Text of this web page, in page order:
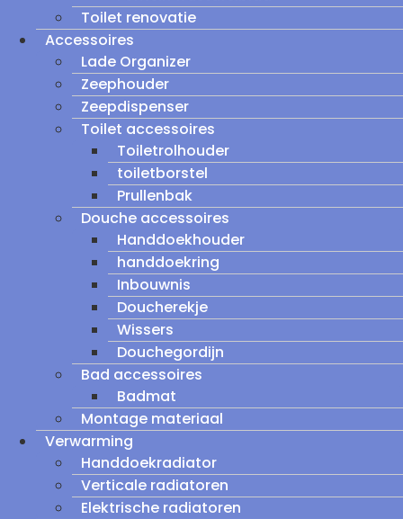
Toilet renovatie
Accessoires
Lade Organizer
Zeephouder
Zeepdispenser
Toilet accessoires
Toiletrolhouder
toiletborstel
Prullenbak
Douche accessoires
Handdoekhouder
handdoekring
Inbouwnis
Doucherekje
Wissers
Douchegordijn
Bad accessoires
Badmat
Montage materiaal
Verwarming
Handdoekradiator
Verticale radiatoren
Elektrische radiatoren